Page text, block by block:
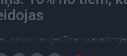
sniedz Latvijas Zinātņu